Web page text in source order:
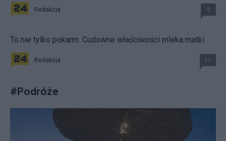
Redakcja 5
To nie tylko pokarm. Cudowne właściwości mleka matki
Redakcja 11
#Podróże